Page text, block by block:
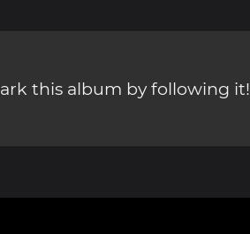
this album by following it!